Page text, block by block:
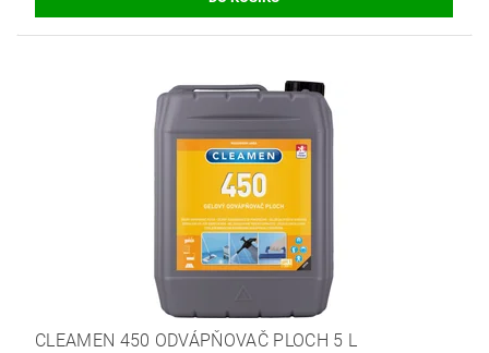
CLEAMEN 450 ODVÁPŇOVAČ PLOCH 5 L